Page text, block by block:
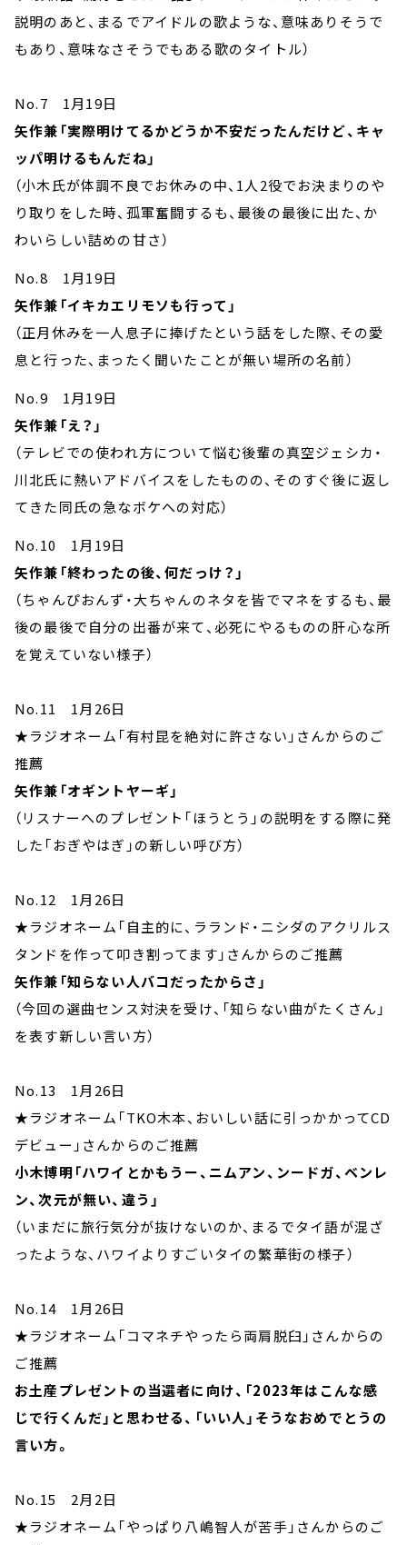
説明のあと、まるでアイドルの歌ような、意味ありそうで
もあり、意味なさそうでもある歌のタイトル）
No.7 1月19日
矢作兼「実際明けてるかどうか不安だったんだけど、キャ
ッパ明けるもんだね」
（小木氏が体調不良でお休みの中、1人2役でお決まりのや
り取りをした時、孤軍奮闘するも、最後の最後に出た、か
わいらしい詰めの甘さ）
No.8 1月19日
矢作兼「イキカエリモソも行って」
（正月休みを一人息子に捧げたという話をした際、その愛
息と行った、まったく聞いたことが無い場所の名前）
No.9 1月19日
矢作兼「え？」
（テレビでの使われ方について悩む後輩の真空ジェシカ・
川北氏に熱いアドバイスをしたものの、そのすぐ後に返し
てきた同氏の急なボケへの対応）
No.10 1月19日
矢作兼「終わったの後、何だっけ？」
（ちゃんぴおんず・大ちゃんのネタを皆でマネをするも、最
後の最後で自分の出番が来て、必死にやるものの肝心な所
を覚えていない様子）
No.11 1月26日
★ラジオネーム「有村昆を絶対に許さない」さんからのご
推薦
矢作兼「オギントヤーギ」
（リスナーへのプレゼント「ほうとう」の説明をする際に発
した「おぎやはぎ」の新しい呼び方）
No.12 1月26日
★ラジオネーム「自主的に、ラランド・ニシダのアクリルス
タンドを作って叩き割ってます」さんからのご推薦
矢作兼「知らない人バコだったからさ」
（今回の選曲センス対決を受け、「知らない曲がたくさん」
を表す新しい言い方）
No.13 1月26日
★ラジオネーム「TKO木本、おいしい話に引っかかってCD
デビュー」さんからのご推薦
小木博明「ハワイとかもうー、ニムアン、ンードガ、ベンレ
ン、次元が無い、違う」
（いまだに旅行気分が抜けないのか、まるでタイ語が混ざ
ったような、ハワイよりすごいタイの繁華街の様子）
No.14 1月26日
★ラジオネーム「コマネチやったら両肩脱臼」さんからの
ご推薦
お土産プレゼントの当選者に向け、「2023年はこんな感
じで行くんだ」と思わせる、「いい人」そうなおめでとうの
言い方。
No.15 2月2日
★ラジオネーム「やっぱり八嶋智人が苦手」さんからのご